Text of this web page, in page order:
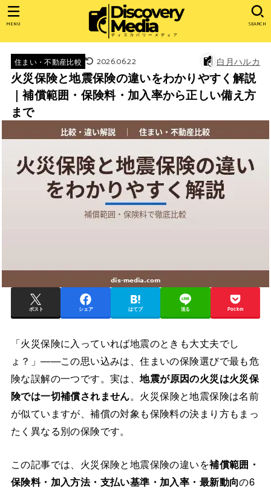
SEARCH
MENU
住まい・不動産比較 2026.06.22 白月ハルカ
火災保険と地震保険の違いをわかりやすく解説
｜補償範囲・保険料・加入率から正しい備え方
まで
ポスト シェア はてブ 送る Pocket
「火災保険に入っていれば地震のときも大丈夫でし
ょ？」——この思い込みは、住まいの保険選びで最も危
険な誤解の一つです。実は、地震が原因の火災は火災保
険では一切補償されません。火災保険と地震保険は名前
が似ていますが、補償の対象も保険料の決まり方もまっ
たく異なる別の保険です。
この記事では、火災保険と地震保険の違いを補償範囲・
保険料・加入方法・支払い基準・加入率・最新動向の6